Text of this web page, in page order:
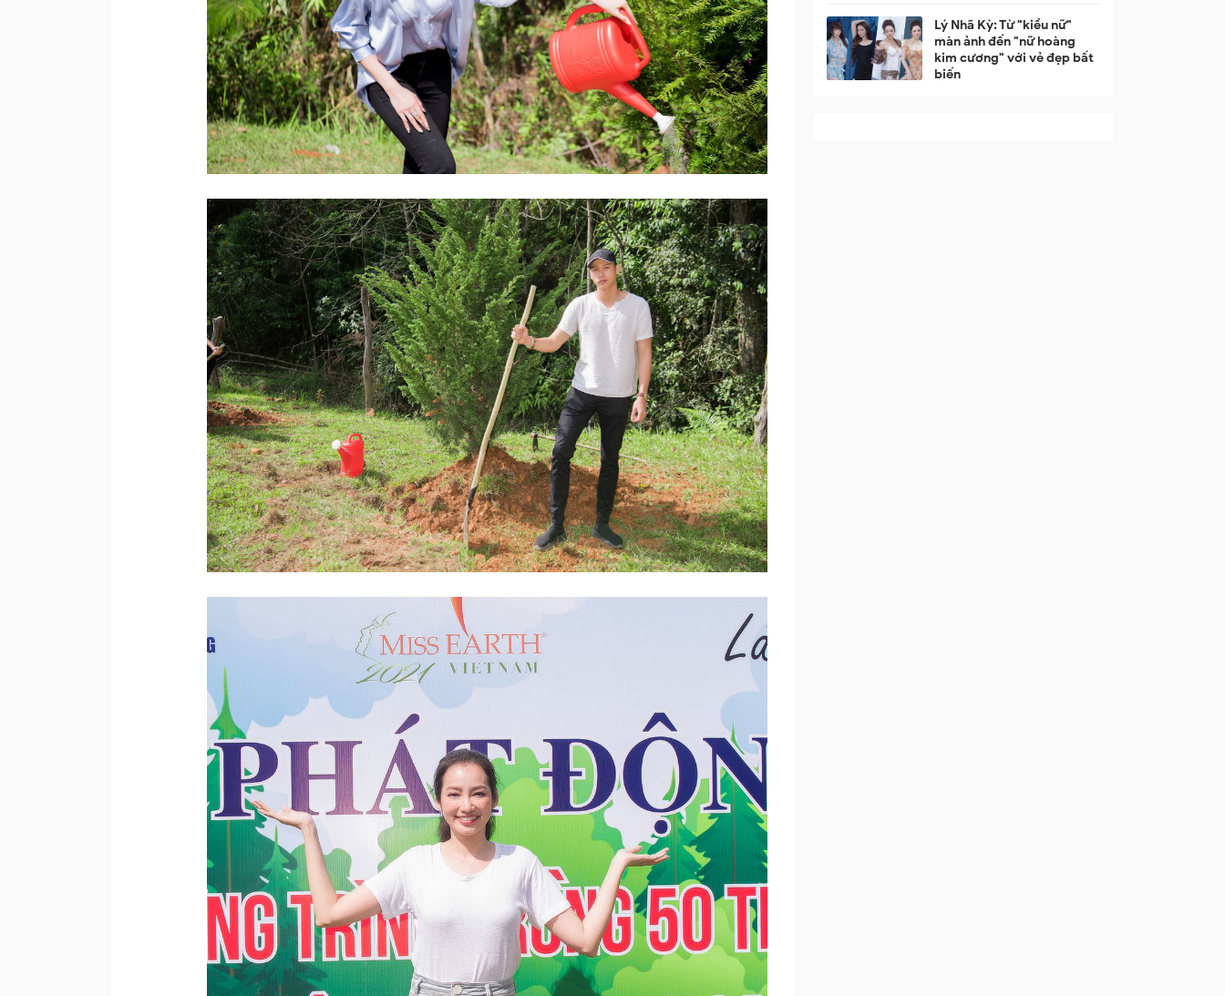
Lý Nhã Kỳ: Từ "kiều nữ"
màn ảnh đến "nữ hoàng
kim cương" với vẻ đẹp bất
biến